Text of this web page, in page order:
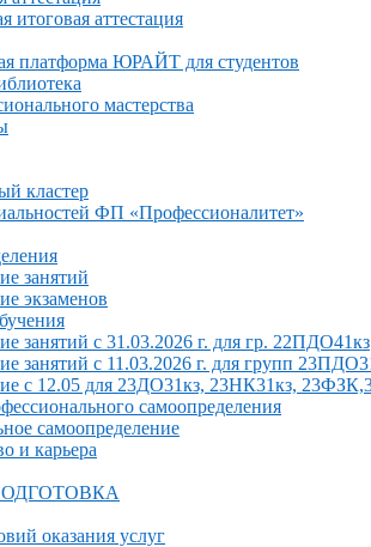
итоговая аттестация
платформа ЮРАЙТ для студентов
мастерства
кластер
ФП «Профессионалитет»
занятий
экзаменов
занятий с 31.03.2026 г. для гр. 22ПДО41кз
занятий с 11.03.2026 г. для групп
с 12.05 для 23ДО31кз, 23НК31кз,
самоопределения
самоопределение
и карьера
оказания услуг